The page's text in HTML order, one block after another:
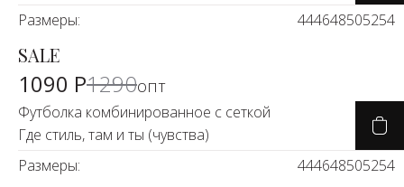
Размеры:
444648505254
-14%
SALE
1090 Р1290опт
Футболка комбинированное с сеткой
Где стиль, там и ты (чувства)
Размеры:
444648505254